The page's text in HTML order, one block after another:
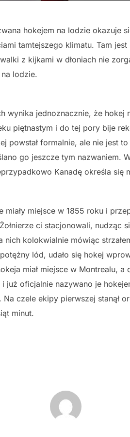
hokejem na lodzie okazuje
tamtejszego klimatu. Tam
z kijkami w dłoniach nie
lodzie.
wynika jednoznacznie, że
piętnastym i do tej pory bije
powstał formalnie, ale nie jest
go jeszcze tym nazwaniem.
Kanadę określa się
miejsce w 1855 roku i
ci stacjonowali, nudząc
nich kolokwialnie mówiąc
lód, udało się hokej
miał miejsce w Montrealu, a
już oficjalnie nazywano je
czele ekipy pierwszej stanął
minut.
POST AUTHOR